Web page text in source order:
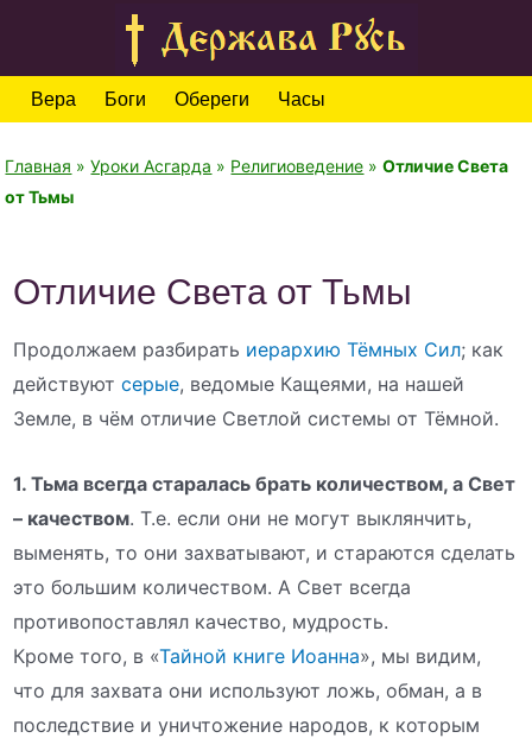
Вера Боги Обереги Часы
Главная »Уроки Асгарда » Религиоведение »Отличие Света
от Тьмы
Отличие Света от Тьмы
Продолжаем разбирать иерархию Тёмных Сил; как
действуютсерые, ведомые Кащеями, на нашей
Земле, в чём отличие Светлой системы от Тёмной.
1. Тьма всегда старалась брать количеством, а Свет
– качеством. Т.е. если они не могут выклянчить,
выменять, то они захватывают, и стараются сделать
это большим количеством. А Свет всегда
противопоставлял качество, мудрость.
Кроме того, в «Тайной книге Иоанна», мы видим,
что для захвата они используют ложь, обман, а в
последствие и уничтожение народов, к которым